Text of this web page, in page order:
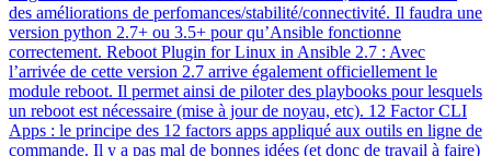
des améliorations de perfomances/stabilité/connectivité. Il faudra une
version python 2.7+ ou 3.5+ pour qu’Ansible fonctionne
correctement. Reboot Plugin for Linux in Ansible 2.7 : Avec
l’arrivée de cette version 2.7 arrive également officiellement le
module reboot. Il permet ainsi de piloter des playbooks pour lesquels
un reboot est nécessaire (mise à jour de noyau, etc). 12 Factor CLI
Apps : le principe des 12 factors apps appliqué aux outils en ligne de
commande. Il y a pas mal de bonnes idées (et donc de travail à faire)